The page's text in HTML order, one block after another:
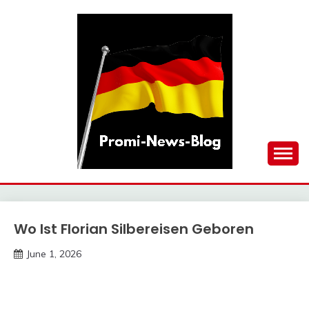
PROMI-NEWS-BLOG
Trends
Wo Ist Florian Silbereisen Geboren
June 1, 2026